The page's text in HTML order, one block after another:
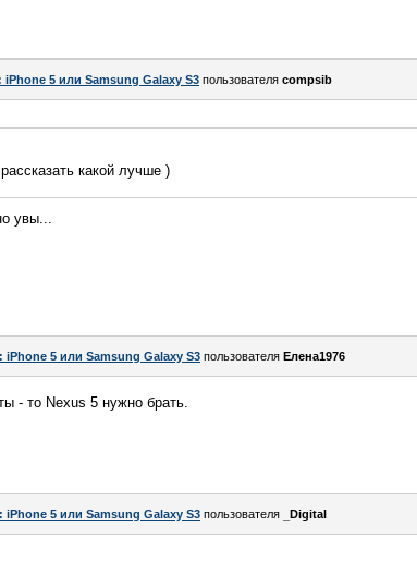
iPhone 5 или Samsung Galaxy S3 пользователя compsib
какой лучше )
увы...
iPhone 5 или Samsung Galaxy S3 пользователя Елена1976
- то Nexus 5 нужно брать.
iPhone 5 или Samsung Galaxy S3 пользователя _Digital